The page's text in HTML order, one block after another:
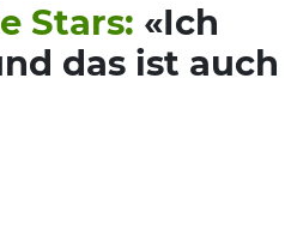
Stars: «Ich
das ist auch